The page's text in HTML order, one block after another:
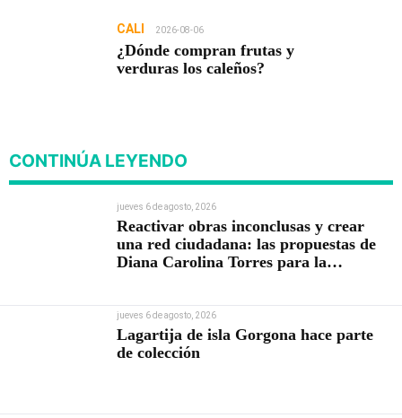
CALI 2026-08-06
¿Dónde compran frutas y
verduras los caleños?
CONTINÚA LEYENDO
jueves 6 de agosto, 2026
Reactivar obras inconclusas y crear
una red ciudadana: las propuestas de
Diana Carolina Torres para la
jueves 6 de agosto, 2026
Lagartija de isla Gorgona hace parte
de colección